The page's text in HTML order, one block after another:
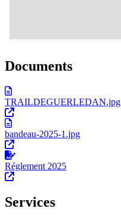
Documents
TRAILDEGUERLEDAN.jpg
bandeau-2025-1.jpg
Réglement 2025
Services